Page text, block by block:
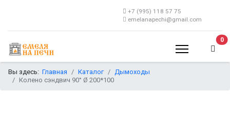
+7 (995) 118 57 75
emelanapechi@gmail.com
0В
Вы здесь: Главная Каталог
Дымоходы
Колено сэндвич 90° Ø 200*100